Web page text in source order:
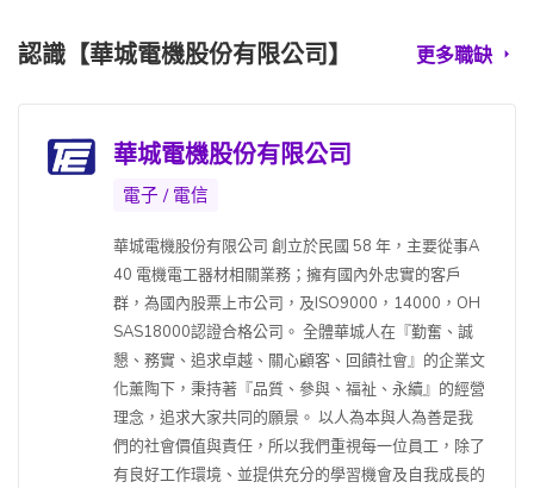
認識【華城電機股份有限公司】 更多職缺
華城電機股份有限公司
電子 / 電信
華城電機股份有限公司 創立於民國 58 年，主要從事A
40 電機電工器材相關業務；擁有國內外忠實的客戶
群，為國內股票上市公司，及ISO9000，14000，OH
SAS18000認證合格公司。 全體華城人在『勤奮、誠
懇、務實、追求卓越、關心顧客、回饋社會』的企業文
化薰陶下，秉持著『品質、參與、福祉、永續』的經營
理念，追求大家共同的願景。 以人為本與人為善是我
們的社會價值與責任，所以我們重視每一位員工，除了
有良好工作環境、並提供充分的學習機會及自我成長的